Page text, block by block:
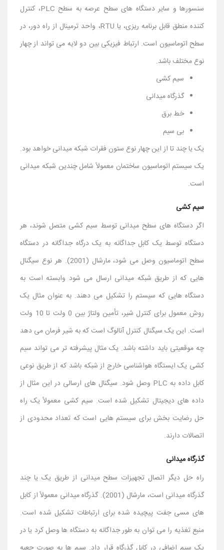
سنسورها و سایر دستگاه های سطح عرصه به سطح PLC، کنترل
کننده منطق قابل برنامه ریزی، یا RTU، واحد ترمینال از راه دور، در
سطح اتوماسیون است. ارتباط فیزیکی بین دو لایه می تواند از چهار
نوع مختلف باشد.
سیم کشی
گذرگاه میدانی
خط برق
بی سیم
یک یا چند تا از این چهار نوع ستون فقرات شبکه میدانی خواهد بود.
یک سیستم اتوماسیون ساختمان معمولاً شامل چندین شبکه میدانی
است.
سیم کشی
اگر دستگاه های سطح میدانی توسط سیم کشی متصل شوند، هر
دستگاه توسط یک کابل جداگانه به یک درگاه جداگانه در دستگاه
سطح اتوماسیون وصل می شود، مارشال (2001). هر نوع سیگنال
هایی که از طریق شبکه میدانی ارسال می شود وابسته است به
دستگاه هایی که سیستم را تشکیل می دهند. به عنوان مثال یک
روش معمول برای کنترل شیر، تأمین ولتاژ بین 0 ولت تا 10 ولت
است. این یک سیگنال کنترل آنالوگ است که به شیر فرمان می دهد
چه موقعیتی باید داشته باشد. یک مثال پیشرفته تر می تواند سیم
کشی یک ایستگاه هواشناسی خارج از شبکه باشد که از طریق نوعی
کابل داده به PLC وصل شود. سیگنال های ارسالی در این مثال از
داده های دیجیتال تشکیل شده است. سیم کشی معمولاً یک راه
حل رضایت بخش برای سیستم هایی است که تعداد محدودی از
اتصالات دارند.
گذرگاه میدانی
راه حل دیگر اتصال تجهیزات سطح میدانی از طریق یک یا چند
گذرگاه میدانی است، مارشال (2001). گذرگاه میدانی معمولاً از کابل
های مسی جفت پیچیده شده برای ارتباطات تشکیل شده است.
منبع تغذیه را می توان به طور جداگانه به دستگاه ها وصل کرد یا در